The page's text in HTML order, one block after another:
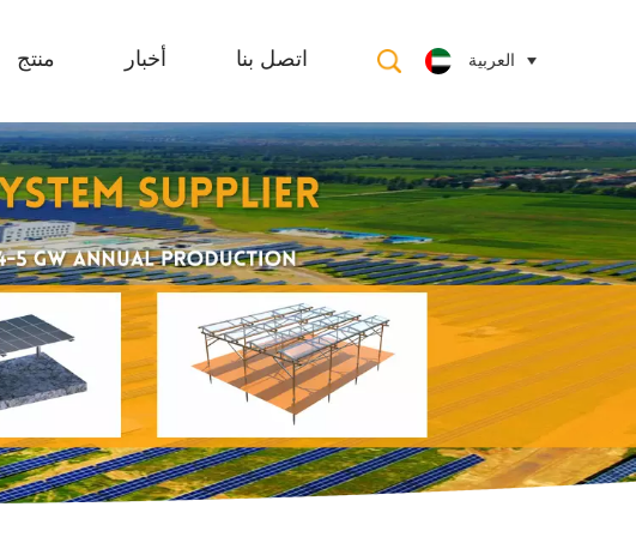
منتج أخبار اتصل بنا العربية